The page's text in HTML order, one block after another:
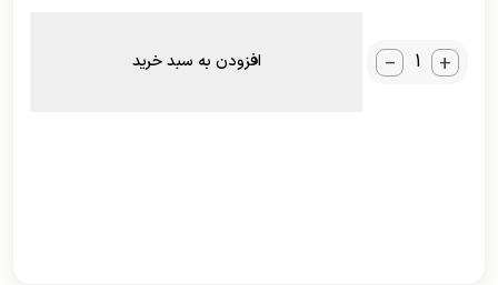
_ + افزودن به سبد خرید